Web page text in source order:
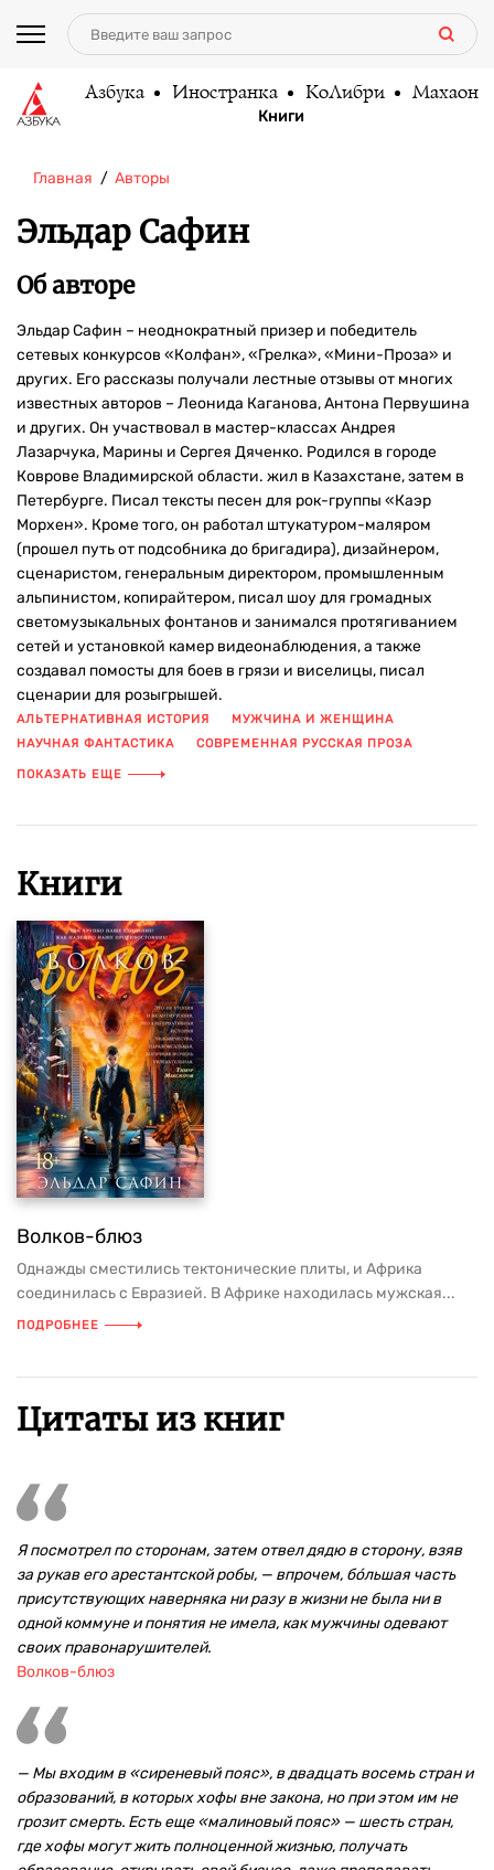
Азбука Иностранка КоЛибри Махаон
Книги
Главная Авторы
Эльдар Сафин
Об авторе
Эльдар Сафин – неоднократный призер и победитель
сетевых конкурсов «Колфан», «Грелка», «Мини-Проза» и
других. Его рассказы получали лестные отзывы от многих
известных авторов – Леонида Каганова, Антона Первушина
и других. Он участвовал в мастер-классах Андрея
Лазарчука, Марины и Сергея Дяченко. Родился в городе
Коврове Владимирской области. жил в Казахстане, затем в
Петербурге. Писал тексты песен для рок-группы «Каэр
Морхен». Кроме того, он работал штукатуром-маляром
(прошел путь от подсобника до бригадира), дизайнером,
сценаристом, генеральным директором, промышленным
альпинистом, копирайтером, писал шоу для громадных
светомузыкальных фонтанов и занимался протягиванием
сетей и установкой камер видеонаблюдения, а также
создавал помосты для боев в грязи и виселицы, писал
сценарии для розыгрышей.
АЛЬТЕРНАТИВНАЯ ИСТОРИЯ
МУЖЧИНА И ЖЕНЩИНА
НАУЧНАЯ ФАНТАСТИКА
СОВРЕМЕННАЯ РУССКАЯ ПРОЗА
СОВРЕМЕННАЯ ФАНТАСТИКА
ПОКАЗАТЬ ЕЩЕ
Книги
Волков-блюз
Однажды сместились тектонические плиты, и Африка
соединилась с Евразией. В Африке находилась мужская...
ПОДРОБНЕЕ
Цитаты из книг
Я посмотрел по сторонам, затем отвел дядю в сторону, взяв
за рукав его арестантской робы, — впрочем, бóльшая часть
присутствующих наверняка ни разу в жизни не была ни в
одной коммуне и понятия не имела, как мужчины одевают
своих правонарушителей.
Волков-блюз
— Мы входим в «сиреневый пояс», в двадцать восемь стран и
образований, в которых хофы вне закона, но при этом им не
грозит смерть. Есть еще «малиновый пояс» — шесть стран,
где хофы могут жить полноценной жизнью, получать